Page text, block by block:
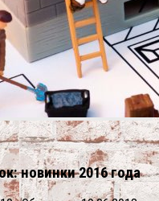
новинки 2016 года